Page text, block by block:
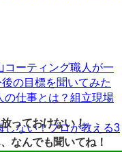
コーティング職人が一
の目標を聞いてみた
の仕事とは？組立現場
しない！プロが教える3
っておけない！
なんでも聞いてね！